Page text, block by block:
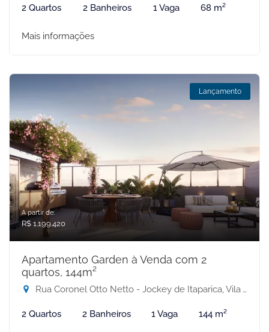
2 Quartos 2 Banheiros 1 Vaga 68 m²
Mais informações
Lançamento
A partir de:
R$ 1.199.420
Apartamento Garden à Venda com 2
quartos, 144m²
Rua Coronel Otto Netto - Jockey de Itaparica, Vila Velha-ES
2 Quartos 2 Banheiros 1 Vaga 144 m²